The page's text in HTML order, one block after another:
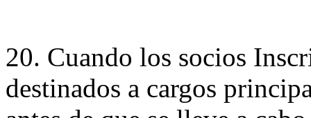
20. Cuando los socios
destinados a cargos